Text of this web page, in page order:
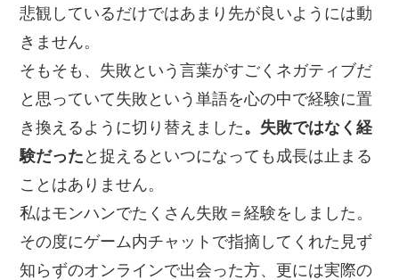
悲観しているだけではあまり先が良いようには動
きません。
そもそも、失敗という言葉がすごくネガティブだ
と思っていて失敗という単語を心の中で経験に置
き換えるように切り替えました。失敗ではなく経
験だったと捉えるといつになっても成長は止まる
ことはありません。
私はモンハンでたくさん失敗＝経験をしました。
その度にゲーム内チャットで指摘してくれた見ず
知らずのオンラインで出会った方、更には実際の